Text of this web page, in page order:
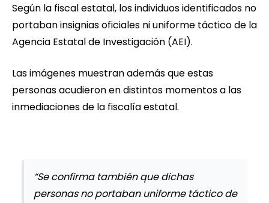
Según la fiscal estatal, los individuos identificados no
portaban insignias oficiales ni uniforme táctico de la
Agencia Estatal de Investigación (AEI).
Las imágenes muestran además que estas
personas acudieron en distintos momentos a las
inmediaciones de la fiscalía estatal.
“Se confirma también que dichas
personas no portaban uniforme táctico de